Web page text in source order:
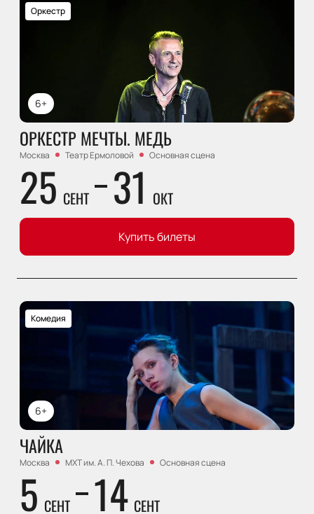
6+
Оркестр
ОРКЕСТР МЕЧТЫ. МЕДЬ
Москва Театр Ермоловой Основная сцена
25 СЕНТ 31 ОКТ
Купить билеты
6+
Комедия
ЧАЙКА
Москва МХТ им. А. П. Чехова Основная сцена
5 СЕНТ 14 СЕНТ